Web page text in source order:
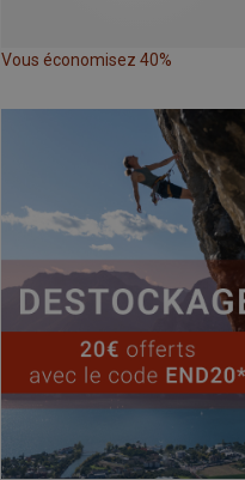
Vous économisez 40%